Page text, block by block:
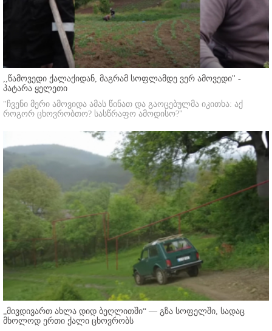
,,წამოვედი ქალაქიდან, მაგრამ სოფლამდე ვერ ამოვედი'' -
პატარა ყელეთი
"ჩვენი მერი ამოვიდა ამას წინათ და გაოცებულმა იკითხა: აქ
როგორ ცხოვრობთო? სასწრაფო ამოდისო?"
„მივდივართ ახლა დიდ ბეღლითში“ — გზა სოფელში, სადაც
მხოლოდ ერთი ქალი ცხოვრობს